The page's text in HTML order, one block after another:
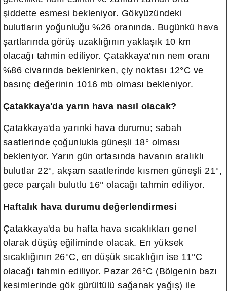
şiddette esmesi bekleniyor. Gökyüzündeki
bulutların yoğunluğu %26 oranında. Bugünkü hava
şartlarında görüş uzaklığının yaklaşık 10 km
olacağı tahmin ediliyor. Çatakkaya'nın nem oranı
%86 civarında beklenirken, çiy noktası 12°C ve
basınç değerinin 1016 mb olması bekleniyor.
Çatakkaya'da yarın hava nasıl olacak?
Çatakkaya'da yarınki hava durumu; sabah
saatlerinde çoğunlukla güneşli 18° olması
bekleniyor. Yarın gün ortasında havanın aralıklı
bulutlar 22°, akşam saatlerinde kısmen güneşli 21°,
gece parçalı bulutlu 16° olacağı tahmin ediliyor.
Haftalık hava durumu değerlendirmesi
Çatakkaya'da bu hafta hava sıcaklıkları genel
olarak düşüş eğiliminde olacak. En yüksek
sıcaklığının 26°C, en düşük sıcaklığın ise 11°C
olacağı tahmin ediliyor. Pazar 26°C (Bölgenin bazı
kesimlerinde gök gürültülü sağanak yağış) ile